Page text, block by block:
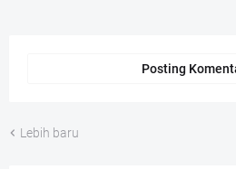
Posting
Lebih baru